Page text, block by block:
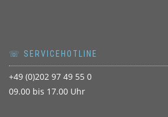
☏ SERVICEHOTLINE
+49 (0)202 97 49 55 0
09.00 bis 17.00 Uhr